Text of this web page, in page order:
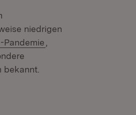
niedrigen
Pandemie